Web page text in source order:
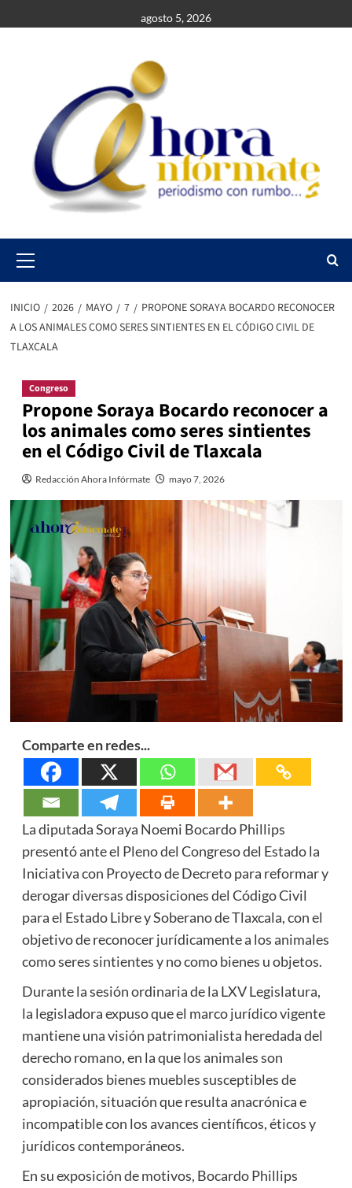
al
agosto 5, 2026
Menu
INICIO 2026 MAYO 7
PROPONE SORAYA BOCARDO RECONOCER
A LOS ANIMALES COMO SERES SINTIENTES EN EL CÓDIGO CIVIL DE
TLAXCALA
Congreso
Propone Soraya Bocardo reconocer a
los animales como seres sintientes
en el Código Civil de Tlaxcala
Redacción Ahora Infórmate mayo 7, 2026
Comparte en redes...
La diputada Soraya Noemi Bocardo Phillips
presentó ante el Pleno del Congreso del Estado la
Iniciativa con Proyecto de Decreto para reformar y
derogar diversas disposiciones del Código Civil
para el Estado Libre y Soberano de Tlaxcala, con el
objetivo de reconocer jurídicamente a los animales
como seres sintientes y no como bienes u objetos.
Durante la sesión ordinaria de la LXV Legislatura,
la legisladora expuso que el marco jurídico vigente
mantiene una visión patrimonialista heredada del
derecho romano, en la que los animales son
considerados bienes muebles susceptibles de
apropiación, situación que resulta anacrónica e
incompatible con los avances científicos, éticos y
jurídicos contemporáneos.
En su exposición de motivos, Bocardo Phillips